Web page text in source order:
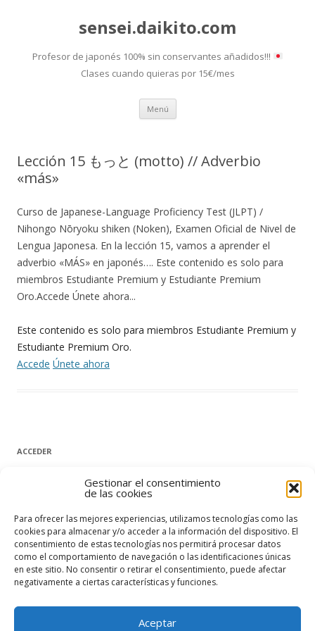
Gestionar el consentimiento
de las cookies
Para ofrecer las mejores experiencias, utilizamos tecnologías como las
cookies para almacenar y/o acceder a la información del dispositivo. El
consentimiento de estas tecnologías nos permitirá procesar datos
como el comportamiento de navegación o las identificaciones únicas
en este sitio. No consentir o retirar el consentimiento, puede afectar
negativamente a ciertas características y funciones.
Aceptar
sensei.daikito.com
Profesor de japonés 100% sin conservantes añadidos!!!
Clases cuando quieras por 15€/mes
Menú Saltar
contenido
Lección 15 もっと (motto) // Adverbio
«más»
Curso de Japanese-Language Proficiency Test (JLPT) /
Nihongo Nōryoku shiken (Noken), Examen Oficial de Nivel de
Lengua Japonesa. En la lección 15, vamos a aprender el
adverbio «MÁS» en japonés…. Este contenido es solo para
miembros Estudiante Premium y Estudiante Premium
Oro.Accede Únete ahora...
Este contenido es solo para miembros Estudiante Premium y
Estudiante Premium Oro.
Accede Únete ahora
ACCEDER
Nombre de usuario o correo electrónico
Contraseña
Recuérdame
Acceder